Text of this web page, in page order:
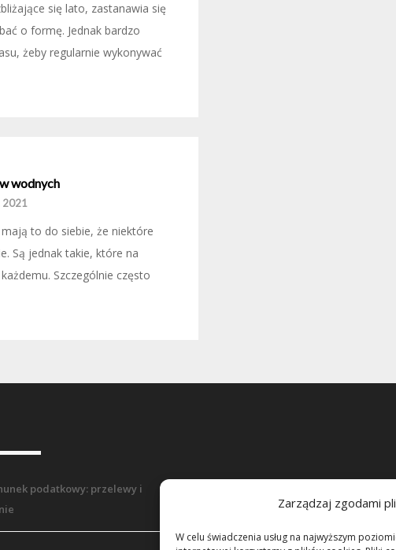
Zarządzaj zgodami
W celu świadczenia usług na najwyższym
się lato, zastanawia się
o formę. Jednak bardzo
żeby regularnie wykonywać
wodnych
2021
to do siebie, że niektóre
Są jednak takie, które na
Szczególnie często
podatkowy: przelewy i